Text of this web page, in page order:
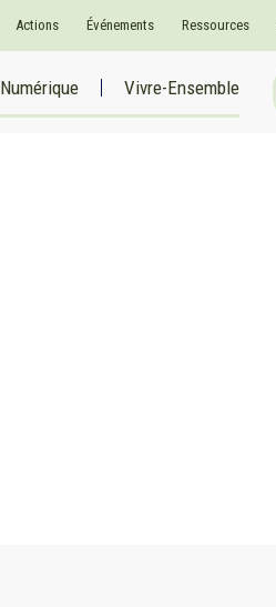
Actions Événements Ressources
Numérique Vivre-Ensemble